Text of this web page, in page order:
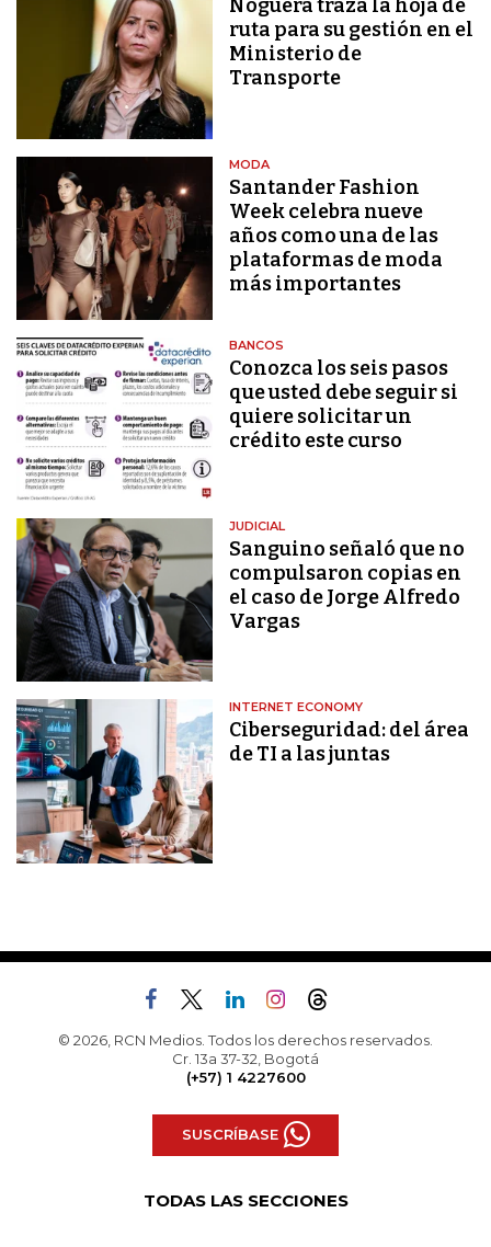
Noguera traza la hoja de
ruta para su gestión en el
Ministerio de
Transporte
MODA
Santander Fashion
Week celebra nueve
años como una de las
plataformas de moda
más importantes
BANCOS
Conozca los seis pasos
que usted debe seguir si
quiere solicitar un
crédito este curso
JUDICIAL
Sanguino señaló que no
compulsaron copias en
el caso de Jorge Alfredo
Vargas
INTERNET ECONOMY
Ciberseguridad: del área
de TI a las juntas
© 2026, RCN Medios. Todos los derechos reservados.
Cr. 13a 37-32, Bogotá
(+57) 1 4227600
SUSCRÍBASE
TODAS LAS SECCIONES